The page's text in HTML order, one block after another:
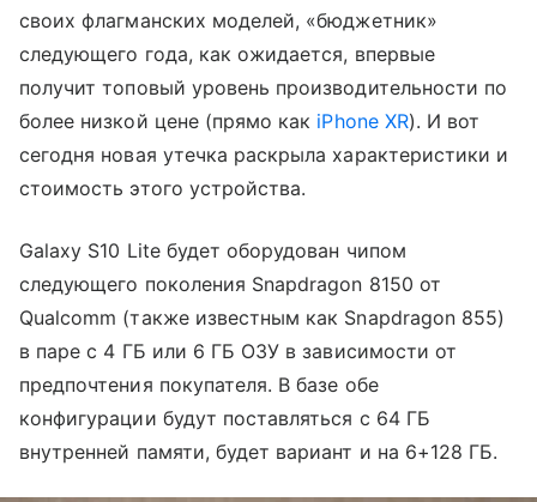
своих флагманских моделей, «бюджетник»
следующего года, как ожидается, впервые
получит топовый уровень производительности по
более низкой цене (прямо как iPhone XR). И вот
сегодня новая утечка раскрыла характеристики и
стоимость этого устройства.
Galaxy S10 Lite будет оборудован чипом
следующего поколения Snapdragon 8150 от
Qualcomm (также известным как Snapdragon 855)
в паре с 4 ГБ или 6 ГБ ОЗУ в зависимости от
предпочтения покупателя. В базе обе
конфигурации будут поставляться с 64 ГБ
внутренней памяти, будет вариант и на 6+128 ГБ.